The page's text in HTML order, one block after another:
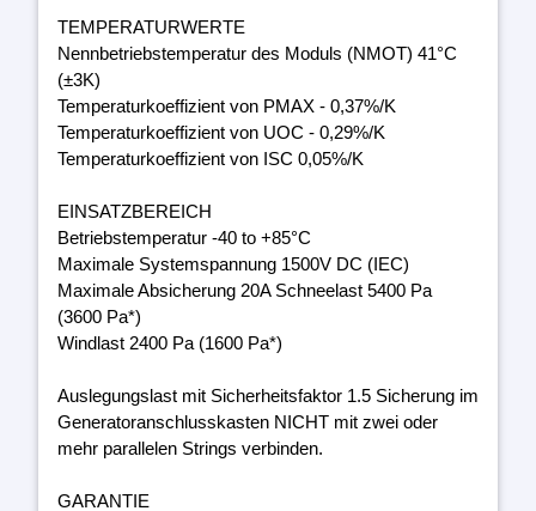
TEMPERATURWERTE
Nennbetriebstemperatur des Moduls (NMOT) 41°C
(±3K)
Temperaturkoeffizient von PMAX - 0,37%/K
Temperaturkoeffizient von UOC - 0,29%/K
Temperaturkoeffizient von ISC 0,05%/K
EINSATZBEREICH
Betriebstemperatur -40 to +85°C
Maximale Systemspannung 1500V DC (IEC)
Maximale Absicherung 20A Schneelast 5400 Pa
(3600 Pa*)
Windlast 2400 Pa (1600 Pa*)
Auslegungslast mit Sicherheitsfaktor 1.5 Sicherung im
Generatoranschlusskasten NICHT mit zwei oder
mehr parallelen Strings verbinden.
GARANTIE